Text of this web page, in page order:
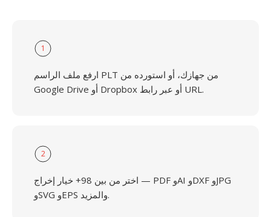
1
ارفع ملف الراسم PLT من جهازك، أو استورده من
Google Drive أو Dropbox أو عبر رابط URL.
2
اختر من بين 98+ خيار إخراج — PDF وAI وDXF وJPG
وSVG وEPS والمزيد.